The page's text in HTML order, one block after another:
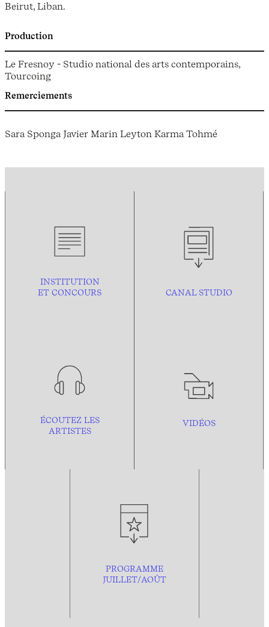
Beirut, Liban.
Production
Le Fresnoy - Studio national des arts contemporains,
Tourcoing
Remerciements
Sara Sponga Javier Marin Leyton Karma Tohmé
INSTITUTION
ET CONCOURS
CANAL STUDIO
ÉCOUTEZ LES
ARTISTES
VIDÉOS
PROGRAMME
JUILLET/AOÛT